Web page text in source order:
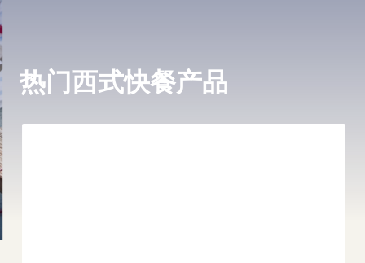
热门西式快餐产品